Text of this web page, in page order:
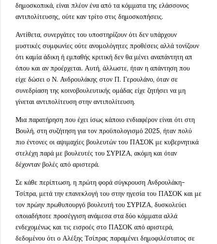
δημοσκοπικά, είναι πλέον ένα από τα κόμματα της ελάσσονος
αντιπολίτευσης, ούτε καν τρίτο στις δημοσκοπήσεις.
Αντίθετα, συνεργάτες του υποστηρίζουν ότι δεν υπάρχουν
μυστικές συμφωνίες ούτε ανομολόγητες προθέσεις αλλά τονίζουν
ότι καμία άδικη ή εμπαθής κριτική δεν θα μένει αναπάντητη απ
όπου και αν προέρχεται. Αυτή, άλλωστε, ήταν η απάντηση που
είχε δώσει ο Ν. Ανδρουλάκης στον Π. Γερουλάνο, όταν σε
συνεδρίαση της κοινοβουλευτικής ομάδας είχε ζητήσει να μη
γίνεται αντιπολίτευση στην αντιπολίτευση.
Μια παρατήρηση που έχει ίσως κάποιο ενδιαφέρον είναι ότι στη
Βουλή, στη συζήτηση για τον προϋπολογισμό 2025, ήταν πολύ
πιο έντονες οι αψιμαχίες βουλευτών του ΠΑΣΟΚ με κυβερνητικά
στελέχη παρά με βουλευτές του ΣΥΡΙΖΑ, ακόμη και όταν
δέχονταν βολές από αριστερά.
Σε κάθε περίπτωση, η πρώτη φορά σύγκρουση Ανδρουλάκη-
Τσίπρα, μετά την επανεκλογή του στην ηγεσία του ΠΑΣΟΚ και με
τον πρώην πρωθυπουργό βουλευτή του ΣΥΡΙΖΑ, δυσκολεύει
οποιαδήποτε προσέγγιση ανάμεσα στα δύο κόμματα αλλά
ενδεχομένως και τις εισροές στο ΠΑΣΟΚ από αριστερά,
δεδομένου ότι ο Αλέξης Τσίπρας παραμένει δημοφιλέστατος σε